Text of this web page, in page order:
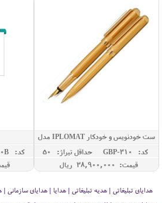
ست خودنویس و خودکار IPLOMAT مدل
LORD
کد: GBP-310
حداقل تيراژ: 50
قیمت: 38,900,000 ريال
کد: SPP-300B
هدایای تبلیغاتی | هدیه تبلیغاتی | هدایا | هدایای